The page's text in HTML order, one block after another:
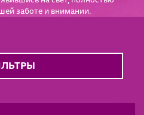
заботе и внимании.